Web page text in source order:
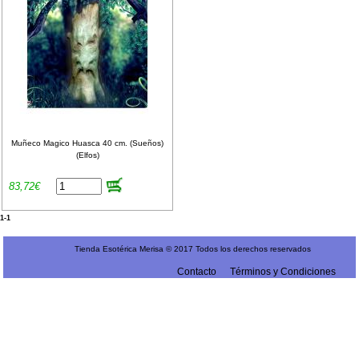
Muñeco Magico Huasca 40 cm. (Sueños)
(Elfos)
83,72€
1-1
Tienda Esotérica Merisa © 2017 Todos los derechos reservados
Contacto Términos y Condiciones